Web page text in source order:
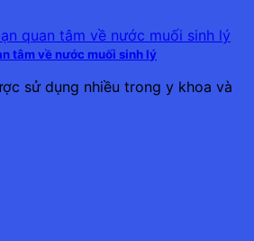
tâm về nước muối sinh lý
sử dụng nhiều trong y khoa và